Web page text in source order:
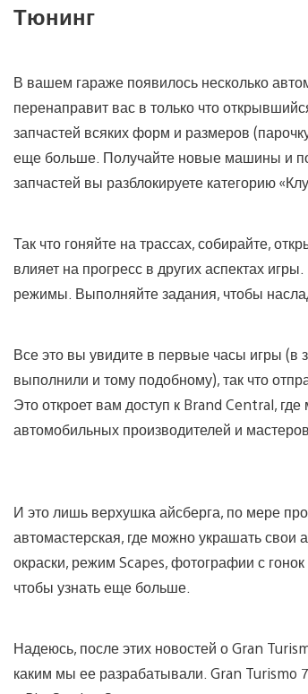
Тюнинг
В вашем гараже появилось несколько
перенаправит вас в только что
запчастей всяких форм и размеров
еще больше. Получайте новые машины и
запчастей вы разблокируете категорию
Так что гоняйте на трассах, собирайте,
влияет на прогресс в других аспектах
режимы. Выполняйте задания, чтобы
Все это вы увидите в первые часы игры (в
выполнили и тому подобному), так что
Это откроет вам доступ к Brand Central,
автомобильных производителей и
И это лишь верхушка айсберга, по мере
автомастерская, где можно украшать свои
окраски, режим Scapes, фотографии с
чтобы узнать еще больше.
Надеюсь, после этих новостей о Gran
каким мы ее разрабатывали. Gran Turismo